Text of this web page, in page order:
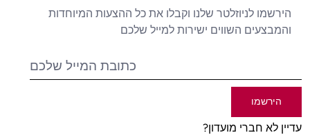
הירשמו לניוזלטר שלנו וקבלו את כל ההצעות המיוחדות
והמבצעים השווים ישירות למייל שלכם
הירשמו
עדיין לא חברי מועדון?